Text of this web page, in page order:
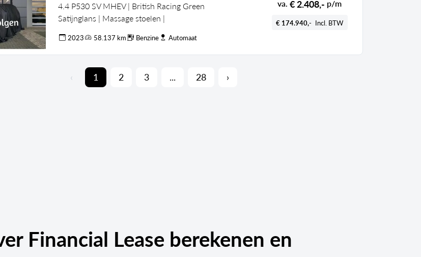
4.4 P530 SV MHEV | British Racing Green
Satijnglans | Massage stoelen |
2023 58.137 km Benzine Automaat
va. € 2.408,- p/m
€ 174.940,- Incl. BTW
‹ 1 2 3 ... 28 ›
Financial Lease berekenen en